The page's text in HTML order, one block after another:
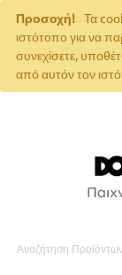
Προσοχή! Τα
ιστότοπο για να
συνεχίσετε,
από αυτόν τον
Επικοινωνήστε
ΠΡΟΣΩΡΙΝΑ